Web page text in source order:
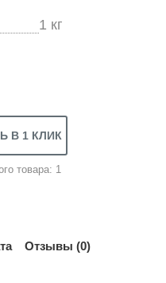
1 кг
товара: 1
Отзывы (0)